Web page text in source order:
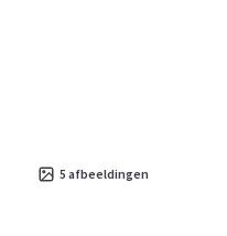
5 afbeeldingen